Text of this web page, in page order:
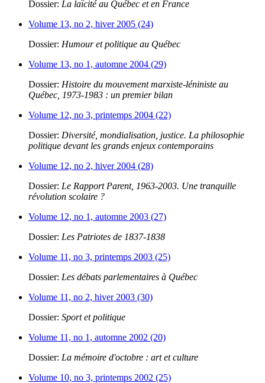
Dossier: La laïcité au Québec et en France
Volume 13, no 2, hiver 2005 (24)
Dossier: Humour et politique au Québec
Volume 13, no 1, automne 2004 (29)
Dossier: Histoire du mouvement marxiste-léniniste au
Québec, 1973-1983 : un premier bilan
Volume 12, no 3, printemps 2004 (22)
Dossier: Diversité, mondialisation, justice. La philosophie
politique devant les grands enjeux contemporains
Volume 12, no 2, hiver 2004 (28)
Dossier: Le Rapport Parent, 1963-2003. Une tranquille
révolution scolaire ?
Volume 12, no 1, automne 2003 (27)
Dossier: Les Patriotes de 1837-1838
Volume 11, no 3, printemps 2003 (25)
Dossier: Les débats parlementaires à Québec
Volume 11, no 2, hiver 2003 (30)
Dossier: Sport et politique
Volume 11, no 1, automne 2002 (20)
Dossier: La mémoire d'octobre : art et culture
Volume 10, no 3, printemps 2002 (25)